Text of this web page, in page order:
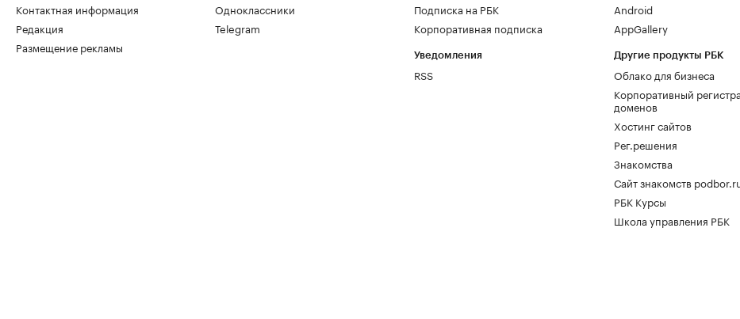
Контактная информация
Редакция
Размещение рекламы
Одноклассники
Telegram
Подписка на РБК
Корпоративная подписка
Уведомления
RSS
Android
AppGallery
Другие продукты РБК
Облако для бизнеса
Корпоративный
доменов
Хостинг сайтов
Рег.решения
Знакомства
Сайт знакомств
РБК Курсы
Школа управления РБК